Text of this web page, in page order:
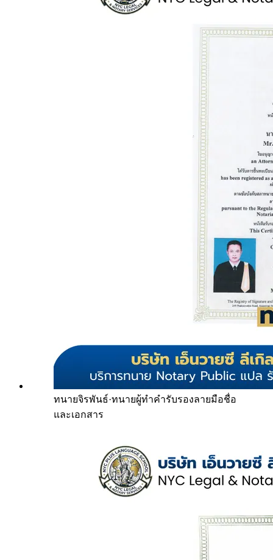
ทนายจิรพันธ์·ทนายผู้ทำคำรับรองลายมือชื่อ
และเอกสาร